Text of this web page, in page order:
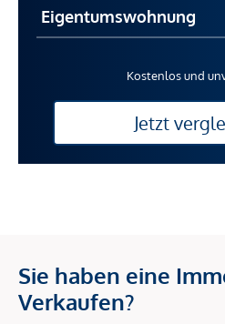
Kostenlos und
Jetzt
Sie haben eine
Verkaufen?